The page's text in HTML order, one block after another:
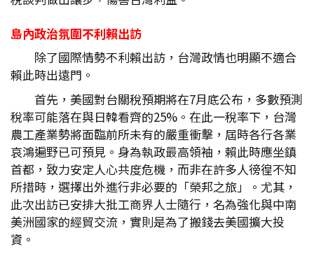
島內政治氛圍不利賴出訪
除了國際情勢不利賴出訪，台灣政情也明顯不適合
賴此時出遠門。
首先，美國對台關稅預期將在7月底公布，多數預測
稅率可能落在與日韓看齊的25%。在此一稅率下，台灣
農工產業勢將面臨前所未有的嚴重衝擊，屆時各行各業
哀鴻遍野已可預見。身為執政最高領袖，賴此時應坐鎮
首都，致力安定人心共度危機，而非在許多人徬徨不知
所措時，選擇出外進行非必要的「榮邦之旅」。尤其，
此次出訪已安排大批工商界人士隨行，名為強化與中南
美洲國家的經貿交流，實則是為了搬錢去美國擴大投
資。